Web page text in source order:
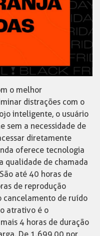
o melhor
distrações com o
inteligente, o usuário
sem a necessidade de
diretamente
oferece tecnologia
qualidade de chamada
até 40 horas de
de reprodução
cancelamento de ruído
atrativo é o
4 horas de duração